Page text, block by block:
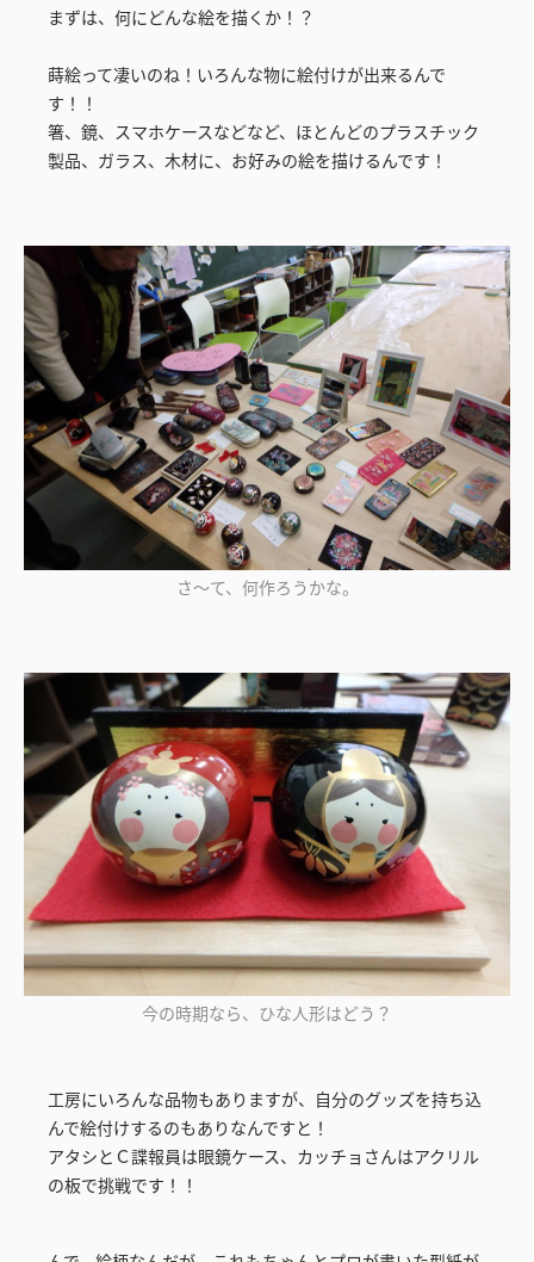
まずは、何にどんな絵を描くか！？
蒔絵って凄いのね！いろんな物に絵付けが出来るんで
す！！
箸、鏡、スマホケースなどなど、ほとんどのプラスチック
製品、ガラス、木材に、お好みの絵を描けるんです！
さ～て、何作ろうかな。
今の時期なら、ひな人形はどう？
工房にいろんな品物もありますが、自分のグッズを持ち込
んで絵付けするのもありなんですと！
アタシとＣ諜報員は眼鏡ケース、カッチョさんはアクリル
の板で挑戦です！！